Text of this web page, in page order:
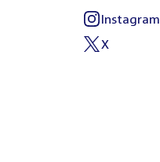
External
link:
Instagram
External
X